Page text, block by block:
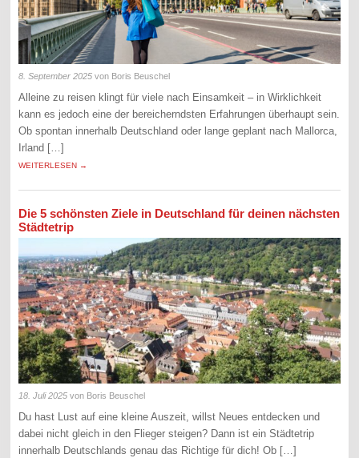
8. September 2025 von Boris Beuschel
Alleine zu reisen klingt für viele nach Einsamkeit – in Wirklichkeit
kann es jedoch eine der bereicherndsten Erfahrungen überhaupt sein.
Ob spontan innerhalb Deutschland oder lange geplant nach Mallorca,
Irland […]
WEITERLESEN →
Die 5 schönsten Ziele in Deutschland für deinen nächsten
Städtetrip
18. Juli 2025 von Boris Beuschel
Du hast Lust auf eine kleine Auszeit, willst Neues entdecken und
dabei nicht gleich in den Flieger steigen? Dann ist ein Städtetrip
innerhalb Deutschlands genau das Richtige für dich! Ob […]